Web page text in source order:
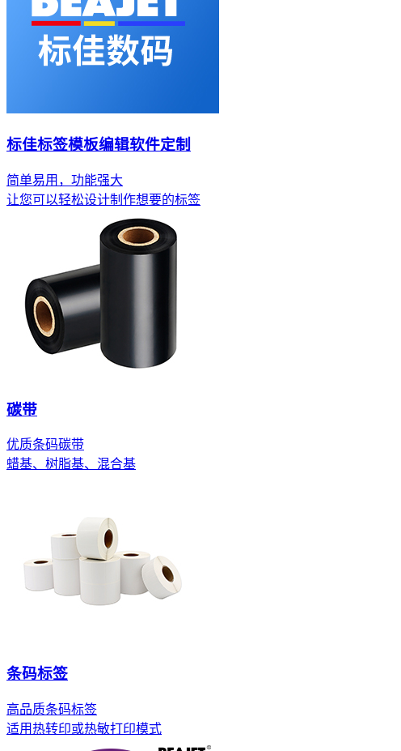
标佳标签模板编辑软件定制
简单易用，功能强大
让您可以轻松设计制作想要的标签
碳带
优质条码碳带
蜡基、树脂基、混合基
条码标签
高品质条码标签
适用热转印或热敏打印模式